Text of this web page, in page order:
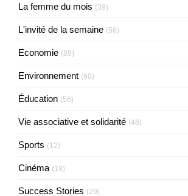
La femme du mois (39)
L'invité de la semaine (56)
Economie (89)
Environnement (60)
Éducation (56)
Vie associative et solidarité (46)
Sports (12)
Cinéma (18)
Success Stories (29)